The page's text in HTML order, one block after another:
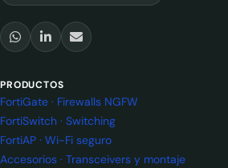
PRODUCTOS
FortiGate · Firewalls NGFW
FortiSwitch · Switching
FortiAP · Wi-Fi seguro
Accesorios · Transceivers y montaje